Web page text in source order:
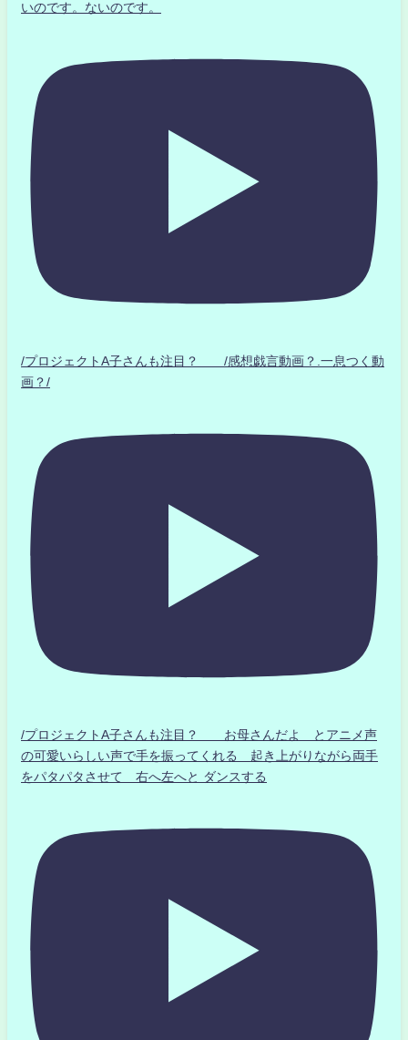
いのです。ないのです。
/プロジェクトA子さんも注目？ /感想戯言動画？.一息つく動
画？/
/プロジェクトA子さんも注目？ お母さんだよ とアニメ声
の可愛いらしい声で手を振ってくれる 起き上がりながら両手
をパタパタさせて 右へ左へと ダンスする